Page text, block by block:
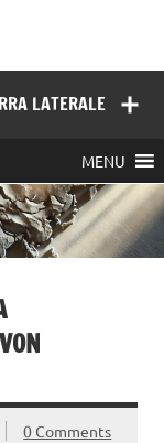
LATERALE
MENU
0 Comments